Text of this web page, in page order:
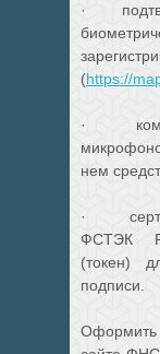
·
(https://
·
нем
·
ФСТЭК
(токен)
подписи.
Оформить